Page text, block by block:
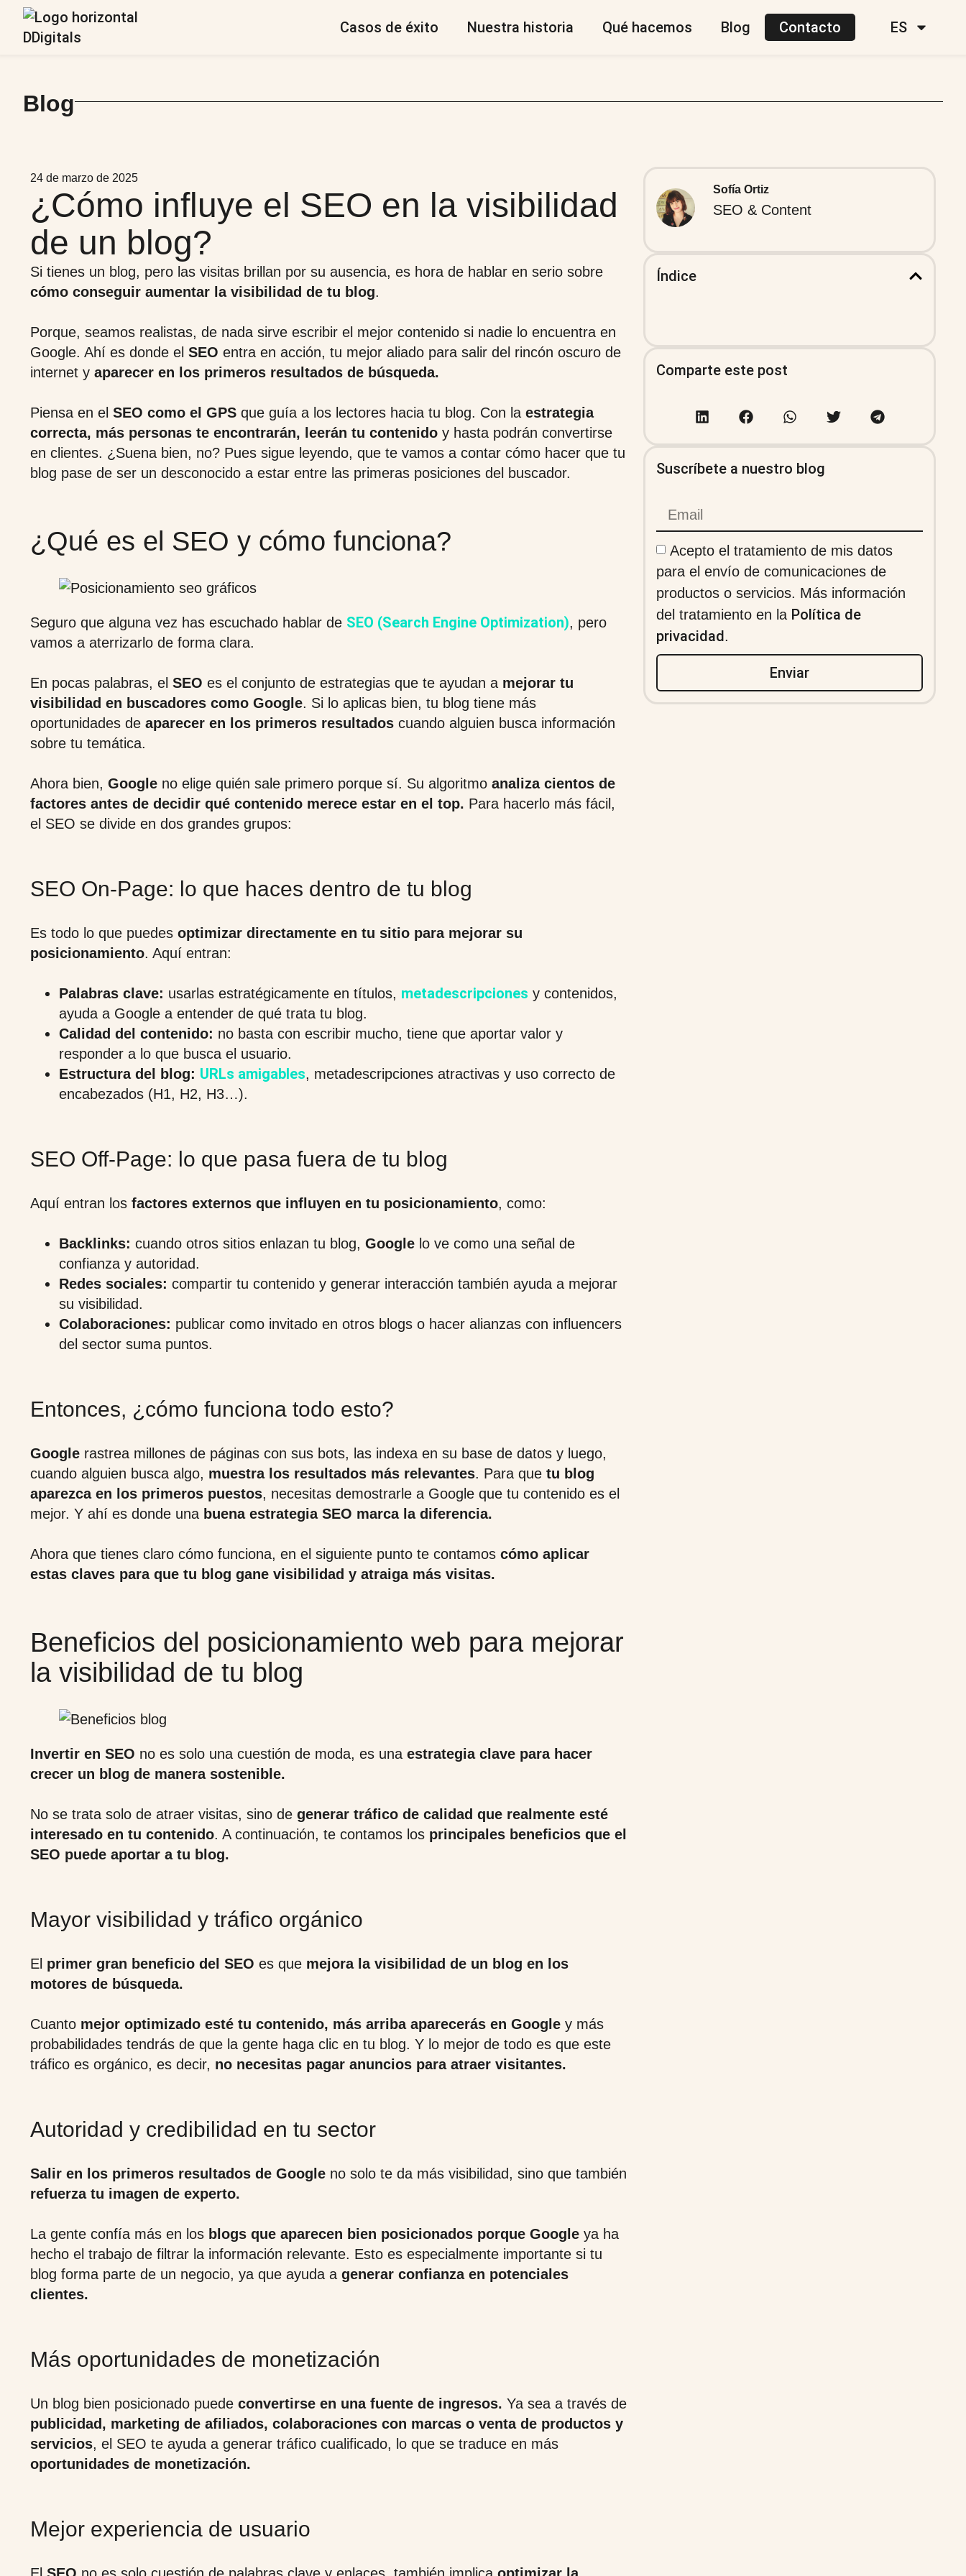
Casos de éxito Nuestra historia Qué hacemos Blog Contacto ES
Blog
24 de marzo de 2025
¿Cómo influye el SEO en la visibilidad
de un blog?
Si tienes un blog, pero las visitas brillan por su ausencia, es hora de hablar en serio sobre
cómo conseguir aumentar la visibilidad de tu blog.
Porque, seamos realistas, de nada sirve escribir el mejor contenido si nadie lo encuentra en
Google. Ahí es donde el SEO entra en acción, tu mejor aliado para salir del rincón oscuro de
internet y aparecer en los primeros resultados de búsqueda.
Piensa en el SEO como el GPS que guía a los lectores hacia tu blog. Con la estrategia
correcta, más personas te encontrarán, leerán tu contenido y hasta podrán convertirse
en clientes. ¿Suena bien, no? Pues sigue leyendo, que te vamos a contar cómo hacer que tu
blog pase de ser un desconocido a estar entre las primeras posiciones del buscador.
¿Qué es el SEO y cómo funciona?
Seguro que alguna vez has escuchado hablar de SEO (Search Engine Optimization), pero
vamos a aterrizarlo de forma clara.
En pocas palabras, el SEO es el conjunto de estrategias que te ayudan a mejorar tu
visibilidad en buscadores como Google. Si lo aplicas bien, tu blog tiene más
oportunidades de aparecer en los primeros resultados cuando alguien busca información
sobre tu temática.
Ahora bien, Google no elige quién sale primero porque sí. Su algoritmo analiza cientos de
factores antes de decidir qué contenido merece estar en el top. Para hacerlo más fácil,
el SEO se divide en dos grandes grupos:
SEO On-Page: lo que haces dentro de tu blog
Es todo lo que puedes optimizar directamente en tu sitio para mejorar su
posicionamiento. Aquí entran:
Palabras clave: usarlas estratégicamente en títulos, metadescripciones y contenidos,
ayuda a Google a entender de qué trata tu blog.
Calidad del contenido: no basta con escribir mucho, tiene que aportar valor y
responder a lo que busca el usuario.
Estructura del blog: URLs amigables, metadescripciones atractivas y uso correcto de
encabezados (H1, H2, H3…).
SEO Off-Page: lo que pasa fuera de tu blog
Aquí entran los factores externos que influyen en tu posicionamiento, como:
Backlinks: cuando otros sitios enlazan tu blog, Google lo ve como una señal de
confianza y autoridad.
Redes sociales: compartir tu contenido y generar interacción también ayuda a mejorar
su visibilidad.
Colaboraciones: publicar como invitado en otros blogs o hacer alianzas con influencers
del sector suma puntos.
Entonces, ¿cómo funciona todo esto?
Google rastrea millones de páginas con sus bots, las indexa en su base de datos y luego,
cuando alguien busca algo, muestra los resultados más relevantes. Para que tu blog
aparezca en los primeros puestos, necesitas demostrarle a Google que tu contenido es el
mejor. Y ahí es donde una buena estrategia SEO marca la diferencia.
Ahora que tienes claro cómo funciona, en el siguiente punto te contamos cómo aplicar
estas claves para que tu blog gane visibilidad y atraiga más visitas.
Beneficios del posicionamiento web para mejorar
la visibilidad de tu blog
Invertir en SEO no es solo una cuestión de moda, es una estrategia clave para hacer
crecer un blog de manera sostenible.
No se trata solo de atraer visitas, sino de generar tráfico de calidad que realmente esté
interesado en tu contenido. A continuación, te contamos los principales beneficios que el
SEO puede aportar a tu blog.
Mayor visibilidad y tráfico orgánico
El primer gran beneficio del SEO es que mejora la visibilidad de un blog en los
motores de búsqueda.
Cuanto mejor optimizado esté tu contenido, más arriba aparecerás en Google y más
probabilidades tendrás de que la gente haga clic en tu blog. Y lo mejor de todo es que este
tráfico es orgánico, es decir, no necesitas pagar anuncios para atraer visitantes.
Autoridad y credibilidad en tu sector
Salir en los primeros resultados de Google no solo te da más visibilidad, sino que también
refuerza tu imagen de experto.
La gente confía más en los blogs que aparecen bien posicionados porque Google ya ha
hecho el trabajo de filtrar la información relevante. Esto es especialmente importante si tu
blog forma parte de un negocio, ya que ayuda a generar confianza en potenciales
clientes.
Más oportunidades de monetización
Un blog bien posicionado puede convertirse en una fuente de ingresos. Ya sea a través de
publicidad, marketing de afiliados, colaboraciones con marcas o venta de productos y
servicios, el SEO te ayuda a generar tráfico cualificado, lo que se traduce en más
oportunidades de monetización.
Mejor experiencia de usuario
Sofía Ortiz
SEO & Content
Índice
Comparte este post
Suscríbete a nuestro blog
Acepto el tratamiento de mis datos
para el envío de comunicaciones de
productos o servicios. Más información
del tratamiento en la Política de
privacidad.
Enviar